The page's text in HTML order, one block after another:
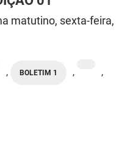
matutino, sexta-feira,
, BOLETIM 1 , ,